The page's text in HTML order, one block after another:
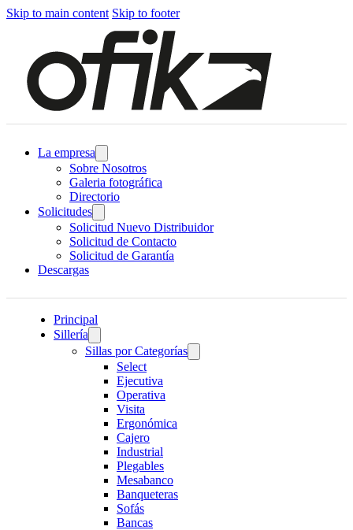
Skip to main content Skip to footer
La empresa
Sobre Nosotros
Galeria fotográfica
Directorio
Solicitudes
Solicitud Nuevo Distribuidor
Solicitud de Contacto
Solicitud de Garantía
Descargas
Principal
Sillería
Sillas por Categorías
Select
Ejecutiva
Operativa
Visita
Ergonómica
Cajero
Industrial
Plegables
Mesabanco
Banqueteras
Sofás
Bancas